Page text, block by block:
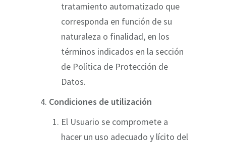
tratamiento automatizado que
corresponda en función de su
naturaleza o finalidad, en los
términos indicados en la sección
de Política de Protección de
Datos.
Condiciones de utilización
El Usuario se compromete a
hacer un uso adecuado y lícito del